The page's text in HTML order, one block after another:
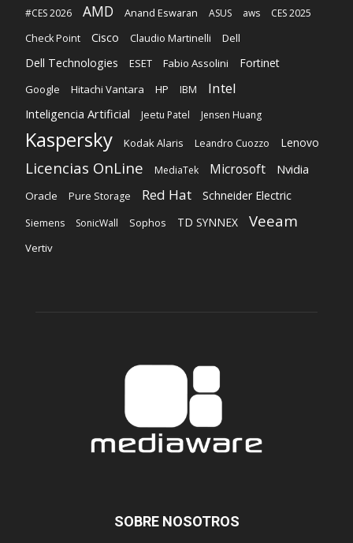
#CES 2026 AMD Anand Eswaran ASUS aws
CES 2025
Check Point
Cisco Claudio Martinelli Dell
Dell Technologies ESET Fabio Assolini Fortinet
Google Hitachi Vantara HP IBM Intel
Inteligencia Artificial Jeetu Patel Jensen Huang
Kaspersky Kodak Alaris Leandro Cuozzo Lenovo
Licencias OnLine MediaTek Microsoft Nvidia
Oracle Pure Storage Red Hat Schneider Electric
Siemens SonicWall Sophos TD SYNNEX Veeam
Vertiv
SOBRE NOSOTROS